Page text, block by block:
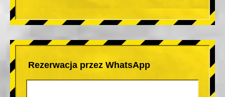
Rezerwacja przez WhatsApp